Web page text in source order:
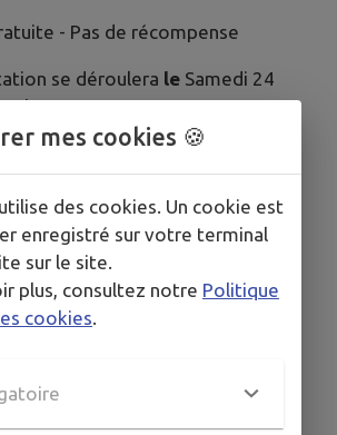
- Pas de récompense
se déroulera le Samedi 24
/ frites vous seront proposées
offert)
dans les meilleures
bien vouloir vous inscrire par
de : Dominique Schittly au 06 06
06 81 57 27 44
au 07 80 54 50 53
mes cookies 🍪
des cookies. Un cookie est
enregistré sur votre terminal
sur le site.
plus, consultez notre Politique
cookies